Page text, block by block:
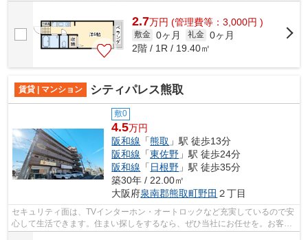
2.7万円 (管理費等：3,000円 )
敷金 0ヶ月 礼金 0ヶ月
2階 / 1R / 19.40㎡
賃貸 | マンション シティパレス熊取
敷0
4.5万円
阪和線 「熊取 」駅 徒歩13分
阪和線 「東佐野 」駅 徒歩24分
阪和線 「 日根野 」駅 徒歩35分
築30年 / 22.00㎡
大阪府泉南郡熊取町野田 ２丁目
セキュリティ面は、TVインターホン・オートロックなど充実しているので安
心して生活できます。住まい探しをするなら、ぜひ当社にお任せを。お客様